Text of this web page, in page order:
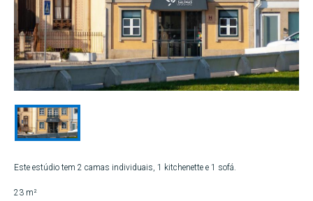
Este estúdio tem 2 camas individuais, 1 kitchenette e 1 sofá.
23 m²